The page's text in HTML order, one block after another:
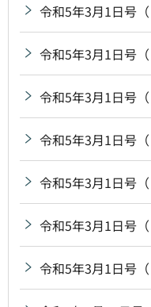
令和5年3月1日号
令和5年3月1日号
令和5年3月1日号
令和5年3月1日号
令和5年3月1日号
令和5年3月1日号
令和5年3月1日号